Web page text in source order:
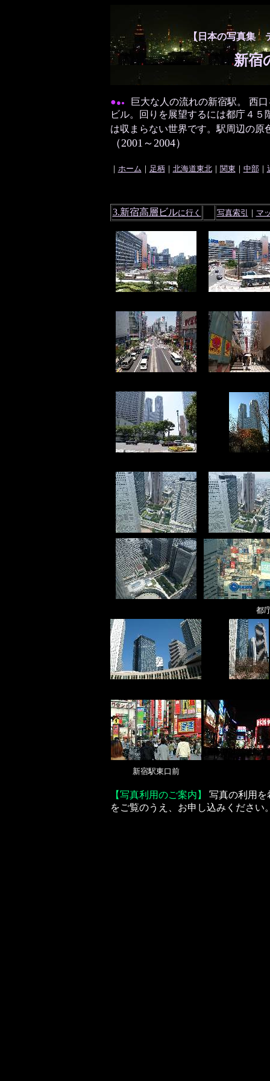
【日本の写真集
新宿
●●● 巨大な人の流れの新宿駅。 西
ビル。回りを展望するには都庁４
は収まらない世界です。駅周辺の
（2001～2004）
｜ ホーム ｜ 足柄｜ 北海道東北｜ 関東 ｜ 中部｜
3.新宿高層ビルに行く 写真索引 ｜ マ
都
新宿駅東口前
【写真利用のご案内】
写真の利用を
をご覧のうえ、お申し込みくださ